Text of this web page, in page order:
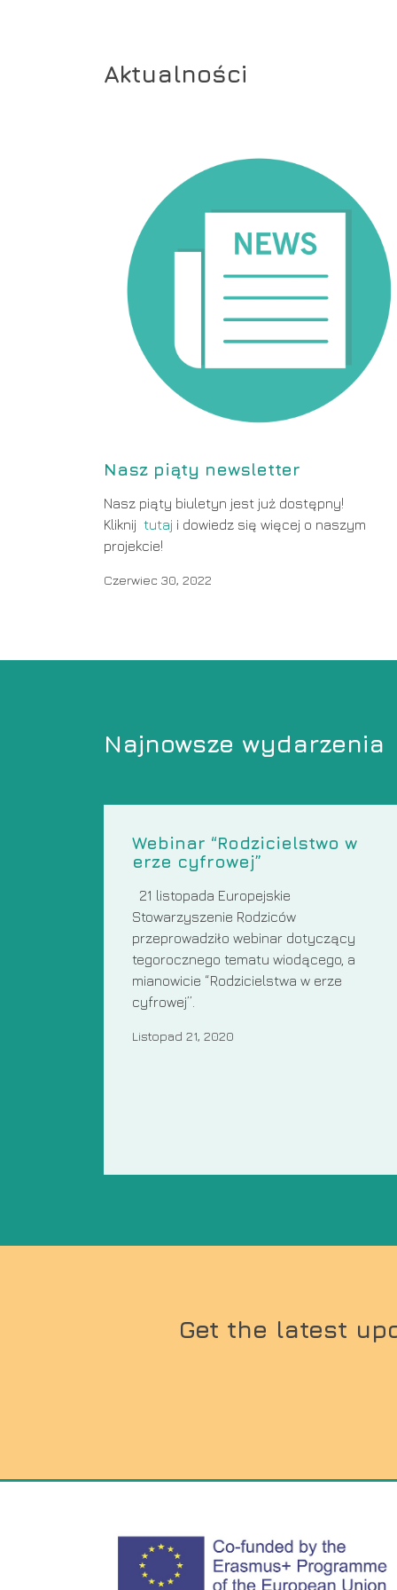
Aktualności
Nasz piąty newsletter
Nasz piąty biuletyn jest już dostępny!
Kliknij tutaj i dowiedz się więcej o naszym
projekcie!
Czerwiec 30, 2022
Najnowsze wydarzenia
Webinar “Rodzicielstwo w
erze cyfrowej”
21 listopada Europejskie
Stowarzyszenie Rodziców
przeprowadziło webinar dotyczący
tegorocznego tematu wiodącego, a
mianowicie “Rodzicielstwa w erze
cyfrowej”.
Listopad 21, 2020
Get the latest